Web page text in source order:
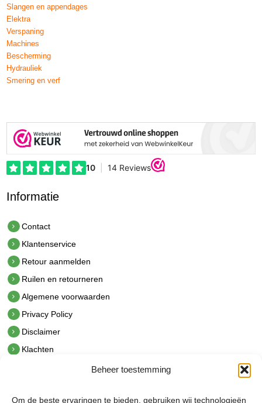
Beheer toestemming
Om de beste ervaringen te bieden, gebruiken wij technologieën
Slangen en appendages
Elektra
Verspaning
Machines
Bescherming
Hydrauliek
Smering en verf
Informatie
Contact
Klantenservice
Retour aanmelden
Ruilen en retourneren
Algemene voorwaarden
Privacy Policy
Disclaimer
Klachten
hetindustriehuis B.V.